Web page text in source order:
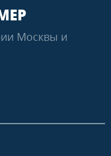
Москвы и